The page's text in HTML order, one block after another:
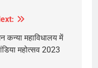
कन्या महाविधालय में
महोत्सव 2023